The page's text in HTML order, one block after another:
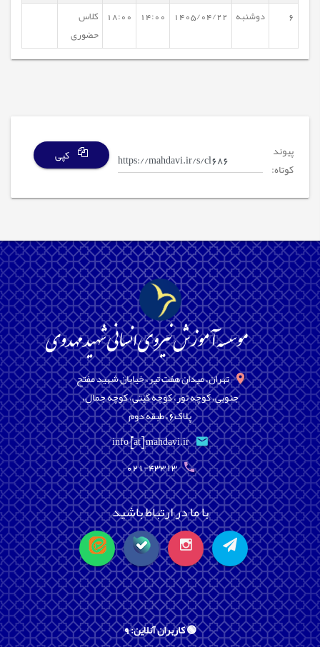
6 دوشنبه 1405/04/22
14:00
18:00 کلاس
حضوری
پیوند
کوتاه:
کپی
تهران، میدان هفت تیر، خیابان شهید مفتح
جنوبی، کوچه تور، کوچه گیتی، کوچه جمال،
پلاک6، طبقه دوم
info [at] mahdavi.ir
021-43313
با ما در ارتباط باشید
🟢 کاربران آنلاین: 9